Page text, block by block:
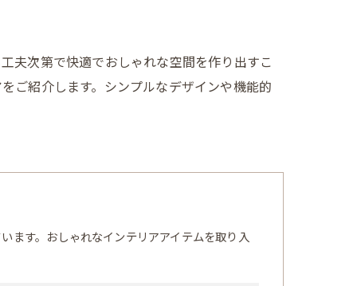
夫次第で快適でおしゃれな空間を作り出すこ
ご紹介します。シンプルなデザインや機能的
ます。おしゃれなインテリアアイテムを取り入